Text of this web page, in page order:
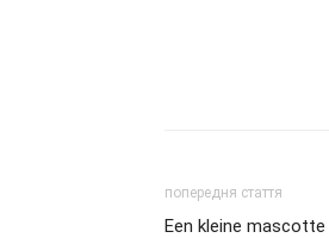
попередня стаття
Een kleine